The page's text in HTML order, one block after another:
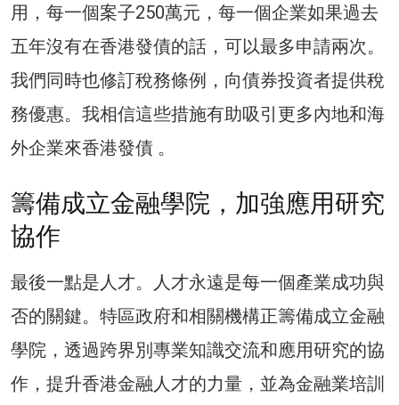
用，每一個案子250萬元，每一個企業如果過去
五年沒有在香港發債的話，可以最多申請兩次。
我們同時也修訂稅務條例，向債券投資者提供稅
務優惠。我相信這些措施有助吸引更多內地和海
外企業來香港發債 。
籌備成立金融學院，加強應用研究
協作
最後一點是人才。人才永遠是每一個產業成功與
否的關鍵。特區政府和相關機構正籌備成立金融
學院，透過跨界別專業知識交流和應用研究的協
作，提升香港金融人才的力量，並為金融業培訓